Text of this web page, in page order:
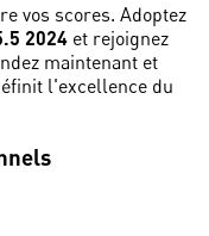
vos scores. Adoptez
2024 et rejoignez
maintenant et
l'excellence du